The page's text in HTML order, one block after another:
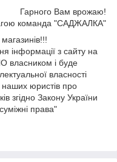
Гарного Вам врожаю!
команда "САДЖАЛКА"
інформації з сайту на
власником і буде
власності
наших юристів про
згідно Закону України
права"